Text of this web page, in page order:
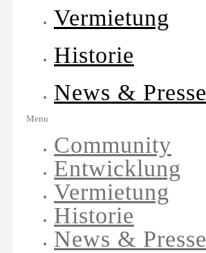
Vermietung
Historie
News & Presse
Menu
Community
Entwicklung
Vermietung
Historie
News & Presse